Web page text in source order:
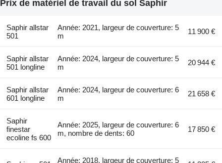
Prix de matériel de travail du sol Saphir
Saphir allstar
501
Année: 2021, largeur de couverture: 5
m
11 900 €
Saphir allstar
501 longline
Année: 2024, largeur de couverture: 5
m
20 944 €
Saphir allstar
601 longline
Année: 2024, largeur de couverture: 6
m
21 658 €
Saphir
finestar
ecoline fs 600
Année: 2025, largeur de couverture: 6
m, nombre de dents: 60
17 850 €
Année: 2018, largeur de couverture: 5